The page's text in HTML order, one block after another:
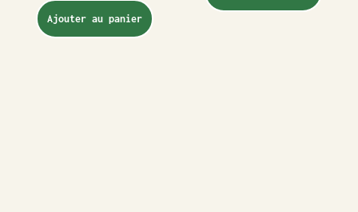
Ajouter au panier